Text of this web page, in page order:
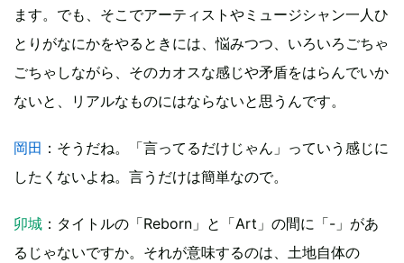
ます。でも、そこでアーティストやミュージシャン一人ひ
とりがなにかをやるときには、悩みつつ、いろいろごちゃ
ごちゃしながら、そのカオスな感じや矛盾をはらんでいか
ないと、リアルなものにはならないと思うんです。
岡田 ：そうだね。「言ってるだけじゃん」っていう感じに
したくないよね。言うだけは簡単なので。
卯城 ：タイトルの「Reborn」と「Art」の間に「-」があ
るじゃないですか。それが意味するのは、土地自体の